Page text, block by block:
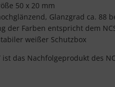
50 x 20 mm
Glanzgrad ca. 88
der Farben entspricht dem
weißer Schutzbox
ist das Nachfolgeprodukt des